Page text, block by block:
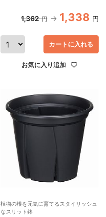
1,362 円 1,338 円
カートに入れる
お気に入り追加
植物の根を元気に育てるスタイリッシュ
なスリット鉢